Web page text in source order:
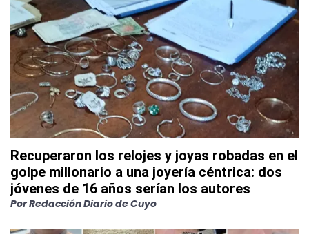
Recuperaron los relojes y joyas robadas en el
golpe millonario a una joyería céntrica: dos
jóvenes de 16 años serían los autores
PorRedacción Diario de Cuyo